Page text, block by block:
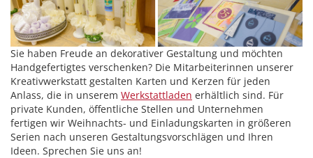
Sie haben Freude an dekorativer Gestaltung und möchten
Handgefertigtes verschenken? Die Mitarbeiterinnen unserer
Kreativwerkstatt gestalten Karten und Kerzen für jeden
Anlass, die in unserem Werkstattladen erhältlich sind. Für
private Kunden, öffentliche Stellen und Unternehmen
fertigen wir Weihnachts- und Einladungskarten in größeren
Serien nach unseren Gestaltungsvorschlägen und Ihren
Ideen. Sprechen Sie uns an!